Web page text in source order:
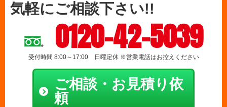
気軽にご相談下さい!!
0120-42-5039
受付時間 8:00～17:00 日曜定休 ※営業電話はお控えください
ご相談・お見積り依
頼